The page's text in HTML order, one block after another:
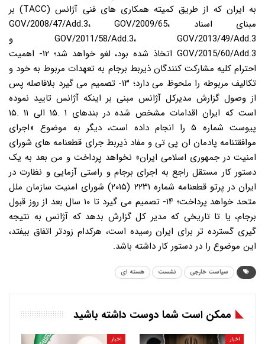
به ایران که از طریق کمیته همکاری های فنی آژانس (TACC) بر
مبنای اسناد GOV/2008/47/Add.3، GOV/2009/65،
GOV/2011/58/Add.3، GOV/2013/49/Add.3 و
GOV/2015/60/Add.3 اتخاذ شده بود، لغو خواهد شد؛ ۱۲- اهمیت
احترام کلیه مشارکت کنندگان ذیربط برجام به تعهدات مربوط به خود و
تکالیف مربوطه را ملحوظ می دارد؛ ۱۳- تصمیم می گیرد بلافاصله پس
از وصول گزارش مدیرکل آژانس مبنی بر اینکه آژانس تایید نموده
است که ایران اقدامات مشخص شده در بندهای ۱ .۱۵ الی ۱۱ .۱۵
پیوست شماره ۵ را انجام داده است، دیگر به موضوع «اجرای
موافقتنامه پادمان ان پی تی و مفاد ذیربط جرای قطعنامه های شورای
امنیت در جمهوری اسلامی ایران» نخواهد پرداخت و من بعد به یک
دستور کار مستقل راجع به اجرای برجام و راستی آزمایی و نظارت در
ایران در پرتو قطعنامه شماره ۲۲۳۱ (۲۰۱۵) شورای امنیت سازمان ملل
متحد خواهد پرداخت؛ ۱۴- تصمیم می گیرد تا ۱۰ سال بعد از روز قبول
برجام، یا تا تاریخی که مدیر کل گزارش بدهد که آژانس به نتیجه
گیری گسترده تر برای ایران رسیده است، هرکدام زودتر اتفاق بیفتد،
این موضوع را در دستور کار داشته باشد.
سیاست خارجی نشست هسته ای
ممکن است شما دوست داشته باشید
اخبار اخبار